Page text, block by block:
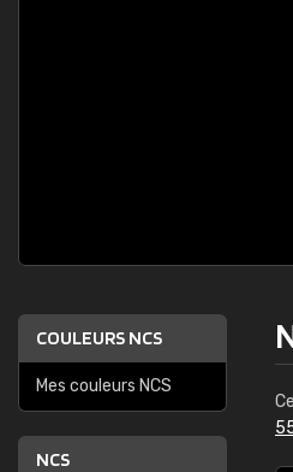
COULEURS NCS
Mes couleurs NCS
NCS